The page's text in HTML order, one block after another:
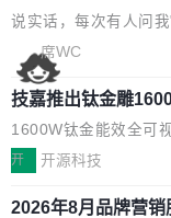
说实话，每次有人问
Sider、Copilot for
了，你为什么还要再
问得好。 因为我自己
现有产品的天花板 我
刚开始觉得都挺好——
要。但用久了你会发
席WC
技嘉推出钛金雕
源：为发烧级主机
舰供电方案
1600W钛金能效全可
继2026台北电脑展首
电源专为发烧级DIY主
开 开源科技
2026年8月品牌营销